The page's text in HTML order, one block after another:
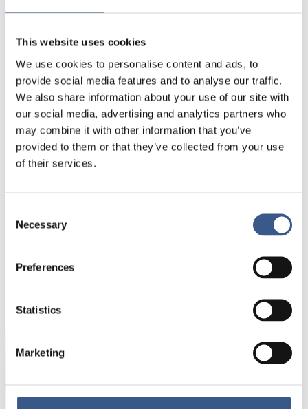
This website uses cookies
We use cookies to personalise content and ads, to
provide social media features and to analyse our traffic.
We also share information about your use of our site with
our social media, advertising and analytics partners who
may combine it with other information that you’ve
provided to them or that they’ve collected from your use
of their services.
Selection
Necessary
Preferences
Statistics
Marketing
Liberalerna, och Josefine Palmqvist Schultz, ESF-
Läs mer här
Till anmälan
Seminariet anordnas inom
forskningsprojektet
publikationer, evenemang och statistik.